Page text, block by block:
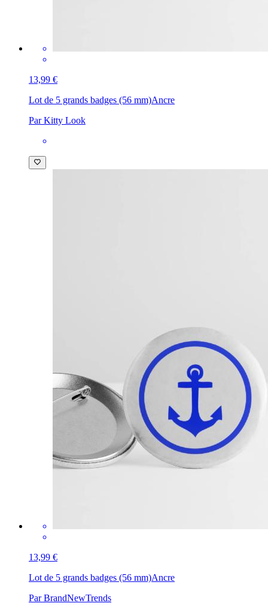
13,99 €
Lot de 5 grands badges (56 mm)Ancre
Par Kitty Look
13,99 €
Lot de 5 grands badges (56 mm)Ancre
Par BrandNewTrends